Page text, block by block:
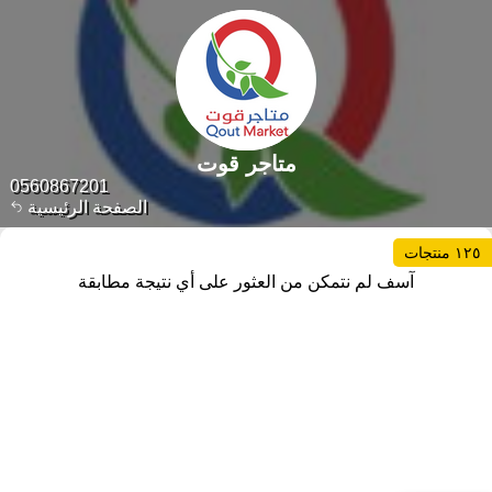
الصفحة الرئيسية
0560867201
متاجر قوت
١٢٥ منتجات
آسف لم نتمكن من العثور على أي نتيجة مطابقة